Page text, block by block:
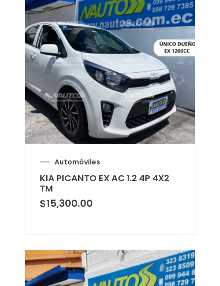
Automóviles
KIA PICANTO EX AC 1.2 4P 4X2
TM
$15,300.00